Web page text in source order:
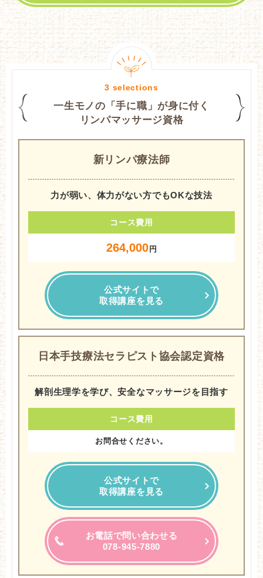
一生モノの「手に職」が身に付く
リンパマッサージ資格
新リンパ療法師
力が弱い、体力がない方でもOKな技法
コース費用
264,000 円
公式サイトで
取得講座を見る
日本手技療法セラピスト協会認定資格
解剖生理学を学び、安全なマッサージを目指す
コース費用
お問合せください。
公式サイトで
取得講座を見る
お電話で問い合わせる
078-945-7880